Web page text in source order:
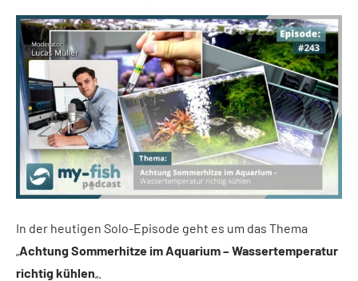
In der heutigen Solo-Episode geht es um das Thema
Achtung Sommerhitze im Aquarium – Wassertemperatur
richtig kühlen